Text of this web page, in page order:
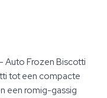
Frozen Biscotti
tot een compacte
een romig-gassig